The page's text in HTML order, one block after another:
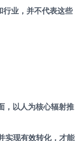
业，并不代表这些
，以人为核心辐射推
实现有效转化，才能